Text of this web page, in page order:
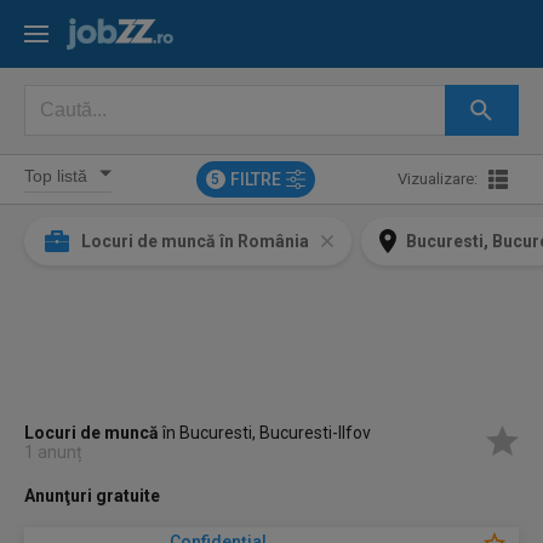
5 FILTRE Vizualizare:
Locuri de muncă în România Bucuresti,
Locuri de muncăîn Bucuresti, Bucuresti-Ilfov
1 anunț
Anunţuri gratuite